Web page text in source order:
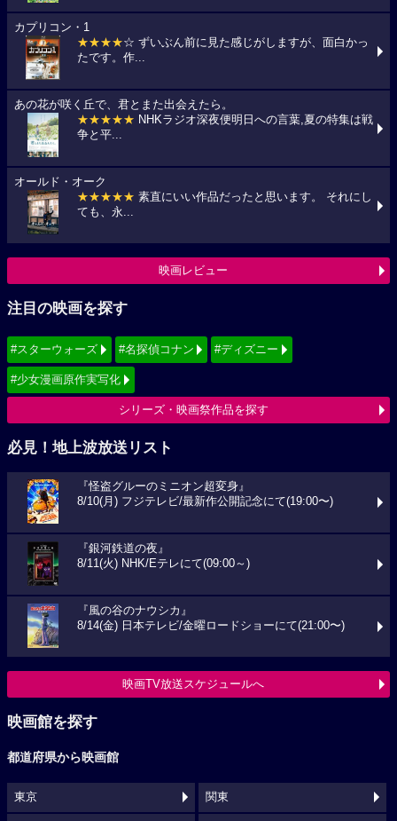
カプリコン・1
★★★★☆ ずいぶん前に見た感じがしますが、面白かっ
たです。作...
あの花が咲く丘で、君とまた出会えたら。
★★★★★ NHKラジオ深夜便明日への言葉,夏の特集は戦
争と平...
オールド・オーク
★★★★★ 素直にいい作品だったと思います。 それにし
ても、永...
映画レビュー
注目の映画を探す
#スターウォーズ #名探偵コナン #ディズニー
#少女漫画原作実写化
シリーズ・映画祭作品を探す
必見！地上波放送リスト
『怪盗グルーのミニオン超変身』
8/10(月) フジテレビ/最新作公開記念にて(19:00〜)
『銀河鉄道の夜』
8/11(火) NHK/Eテレにて(09:00～)
『風の谷のナウシカ』
8/14(金) 日本テレビ/金曜ロードショーにて(21:00〜)
映画TV放送スケジュールへ
映画館を探す
都道府県から映画館
東京 関東